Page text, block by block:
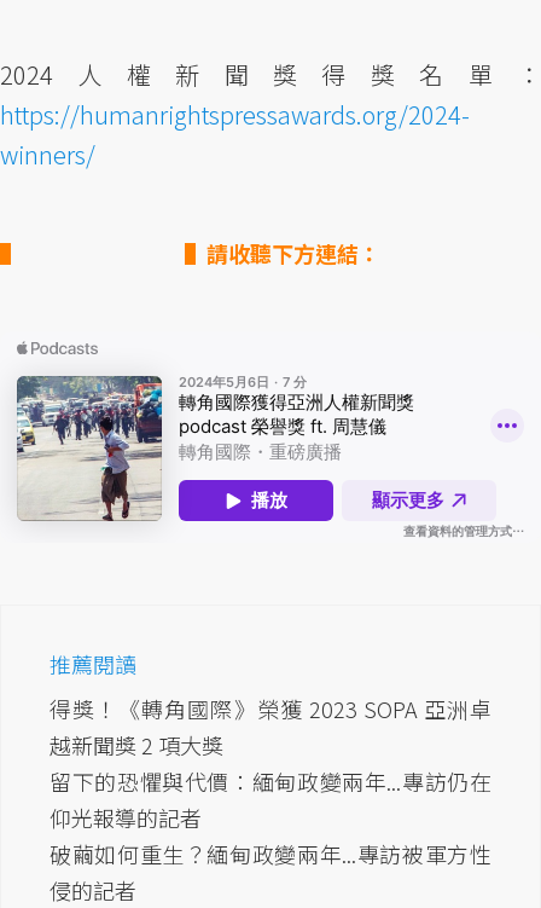
2024人權新聞獎得獎名單：
https://humanrightspressawards.org/2024-
winners/
▌請收聽下方連結：
推薦閱讀
得獎！《轉角國際》榮獲 2023 SOPA 亞洲卓
越新聞獎 2 項大獎
留下的恐懼與代價：緬甸政變兩年...專訪仍在
仰光報導的記者
破繭如何重生？緬甸政變兩年...專訪被軍方性
侵的記者